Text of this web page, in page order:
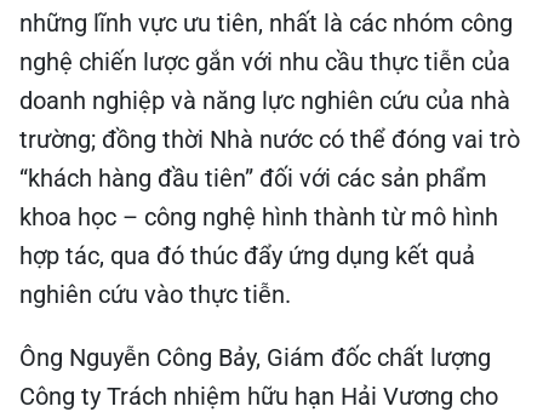
những lĩnh vực ưu tiên, nhất là các nhóm công
nghệ chiến lược gắn với nhu cầu thực tiễn của
doanh nghiệp và năng lực nghiên cứu của nhà
trường; đồng thời Nhà nước có thể đóng vai trò
“khách hàng đầu tiên” đối với các sản phẩm
khoa học – công nghệ hình thành từ mô hình
hợp tác, qua đó thúc đẩy ứng dụng kết quả
nghiên cứu vào thực tiễn.
Ông Nguyễn Công Bảy, Giám đốc chất lượng
Công ty Trách nhiệm hữu hạn Hải Vương cho